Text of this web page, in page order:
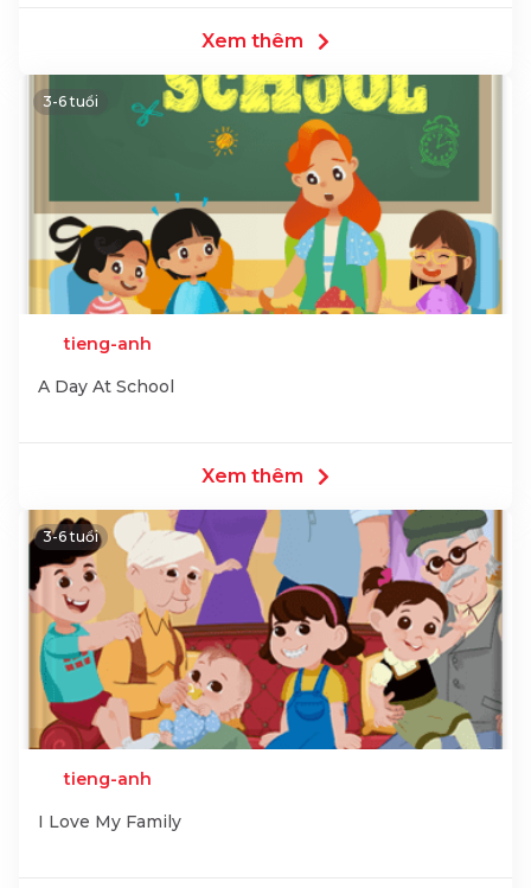
Xem thêm
3-6 tuổi
tieng-anh
A Day At School
Xem thêm
3-6 tuổi
tieng-anh
I Love My Family